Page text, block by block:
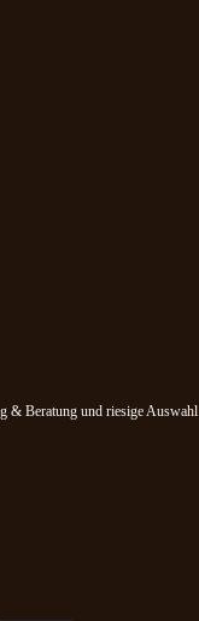
& Beratung und riesige Auswahl